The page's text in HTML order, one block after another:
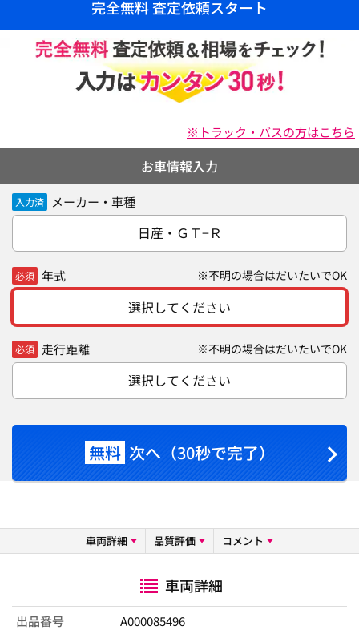
完全無料 査定依頼スタート
※トラック・バスの方はこちら
お車情報入力
入力済 メーカー・車種
日産・ＧＴ−Ｒ
必須 年式 ※不明の場合はだいたいでOK
選択してください
必須 走行距離 ※不明の場合はだいたいでOK
選択してください
無料 次へ（30秒で完了）
車両詳細 品質評価 コメント
車両詳細
出品番号
A000085496